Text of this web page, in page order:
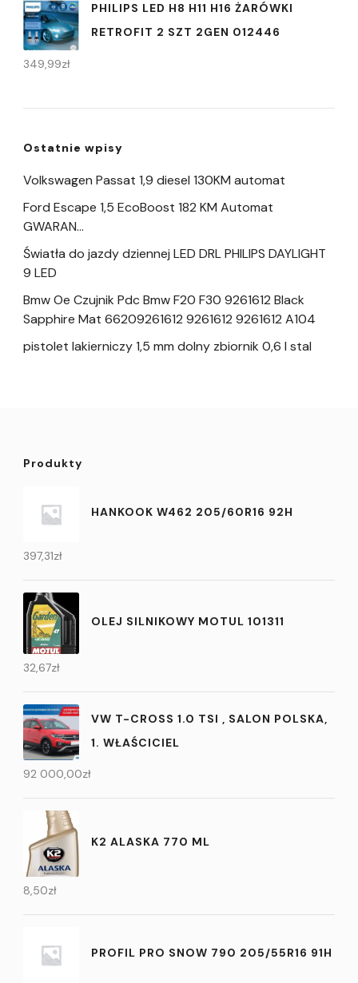
PHILIPS LED H8 H11 H16 ŻARÓWKI
RETROFIT 2 SZT 2GEN 012446
349,99zł
Ostatnie wpisy
Volkswagen Passat 1,9 diesel 130KM automat
Ford Escape 1,5 EcoBoost 182 KM Automat
GWARAN…
Światła do jazdy dziennej LED DRL PHILIPS DAYLIGHT
9 LED
Bmw Oe Czujnik Pdc Bmw F20 F30 9261612 Black
Sapphire Mat 66209261612 9261612 9261612 A104
pistolet lakierniczy 1,5 mm dolny zbiornik 0,6 l stal
Produkty
HANKOOK W462 205/60R16 92H
397,31zł
OLEJ SILNIKOWY MOTUL 101311
32,67zł
VW T-CROSS 1.0 TSI , SALON POLSKA,
1. WŁAŚCICIEL
92 000,00zł
K2 ALASKA 770 ML
8,50zł
PROFIL PRO SNOW 790 205/55R16 91H